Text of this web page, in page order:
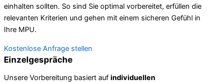
einhalten sollten. So sind Sie optimal vorbereitet, erfüllen die
relevanten Kriterien und gehen mit einem sicheren Gefühl in
Ihre MPU.
Kostenlose Anfrage stellen
Einzelgespräche
Unsere Vorbereitung basiert auf individuellen